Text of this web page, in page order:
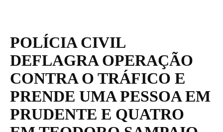
POLÍCIA CIVIL
DEFLAGRA OPERAÇÃO
CONTRA O TRÁFICO E
PRENDE UMA PESSOA EM
PRUDENTE E QUATRO